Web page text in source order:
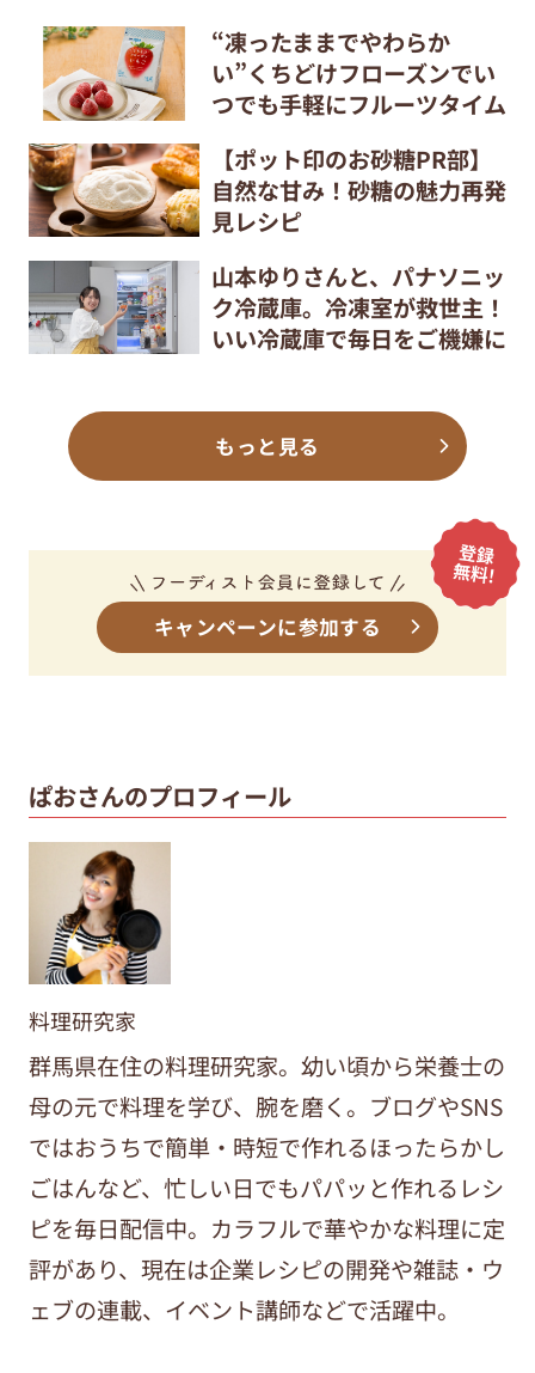
“凍ったままでやわらか
い”くちどけフローズンでい
つでも手軽にフルーツタイム
【ポット印のお砂糖PR部】
自然な甘み！砂糖の魅力再発
見レシピ
山本ゆりさんと、パナソニッ
ク冷蔵庫。冷凍室が救世主！
いい冷蔵庫で毎日をご機嫌に
もっと見る
キャンペーンに参加する
ぱおさんのプロフィール
料理研究家
群馬県在住の料理研究家。幼い頃から栄養士の
母の元で料理を学び、腕を磨く。ブログやSNS
ではおうちで簡単・時短で作れるほったらかし
ごはんなど、忙しい日でもパパッと作れるレシ
ピを毎日配信中。カラフルで華やかな料理に定
評があり、現在は企業レシピの開発や雑誌・ウ
ェブの連載、イベント講師などで活躍中。